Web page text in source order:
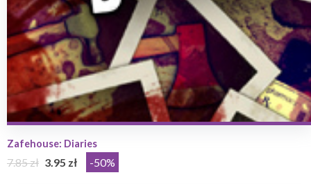
Zafehouse: Diaries
7.85 zł 3.95 zł -50%